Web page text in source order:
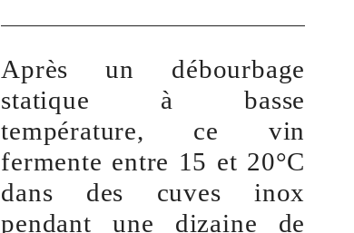
Après un débourbage
statique à basse
température, ce vin
fermente entre 15 et 20°C
dans des cuves inox
pendant une dizaine de